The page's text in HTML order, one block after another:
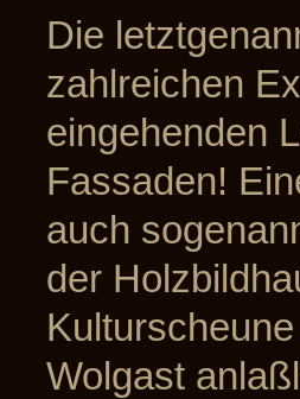
Die
zahlreichen
eingehenden
Fassaden!
auch
der
Wolgast